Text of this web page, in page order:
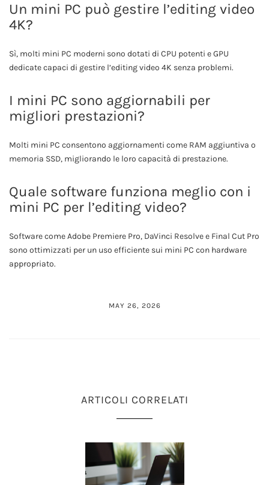
Un mini PC può gestire l’editing video
4K?
Sì, molti mini PC moderni sono dotati di CPU potenti e GPU
dedicate capaci di gestire l’editing video 4K senza problemi.
I mini PC sono aggiornabili per
migliori prestazioni?
Molti mini PC consentono aggiornamenti come RAM aggiuntiva o
memoria SSD, migliorando le loro capacità di prestazione.
Quale software funziona meglio con i
mini PC per l’editing video?
Software come Adobe Premiere Pro, DaVinci Resolve e Final Cut Pro
sono ottimizzati per un uso efficiente sui mini PC con hardware
appropriato.
MAY 26, 2026
ARTICOLI CORRELATI